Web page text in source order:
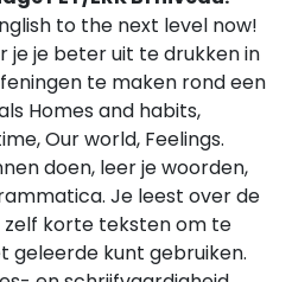
to the next level now!
je je beter uit te drukken in
te maken rond een
Homes and habits,
Our world, Feelings.
doen, leer je woorden,
Je leest over de
zelf korte teksten om te
geleerde kunt gebruiken.